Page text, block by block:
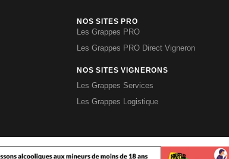
NOS SITES PRO
Les Grappes PRO
Les Grappes PRO Direct Vigneron
NOS SITES VIGNERONS
Les Grappes Services
Les Grappes Logistique